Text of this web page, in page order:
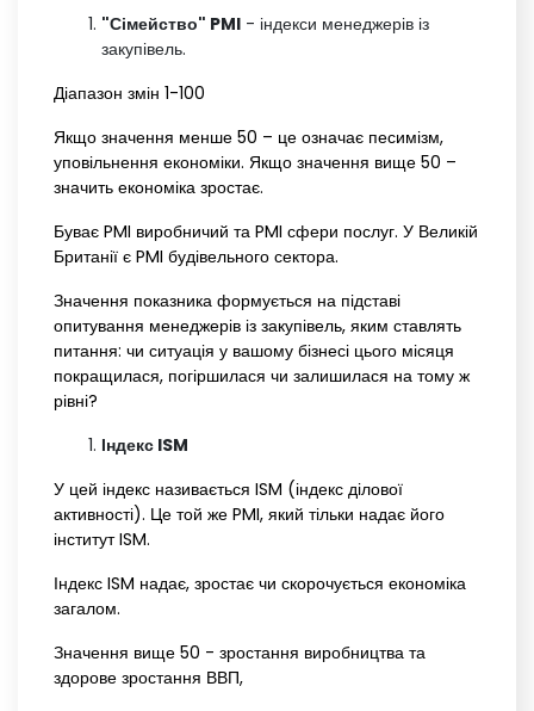
"Сімейство" PMI - індекси менеджерів із
закупівель.
Діапазон змін 1-100
Якщо значення менше 50 – це означає песимізм,
уповільнення економіки. Якщо значення вище 50 –
значить економіка зростає.
Буває PMI виробничий та PMI сфери послуг. У Великій
Британії є PMI будівельного сектора.
Значення показника формується на підставі
опитування менеджерів із закупівель, яким ставлять
питання: чи ситуація у вашому бізнесі цього місяця
покращилася, погіршилася чи залишилася на тому ж
рівні?
Індекс ISM
У цей індекс називається ISM (індекс ділової
активності). Це той же PMI, який тільки надає його
інститут ISM.
Індекс ISM надає, зростає чи скорочується економіка
загалом.
Значення вище 50 - зростання виробництва та
здорове зростання ВВП,